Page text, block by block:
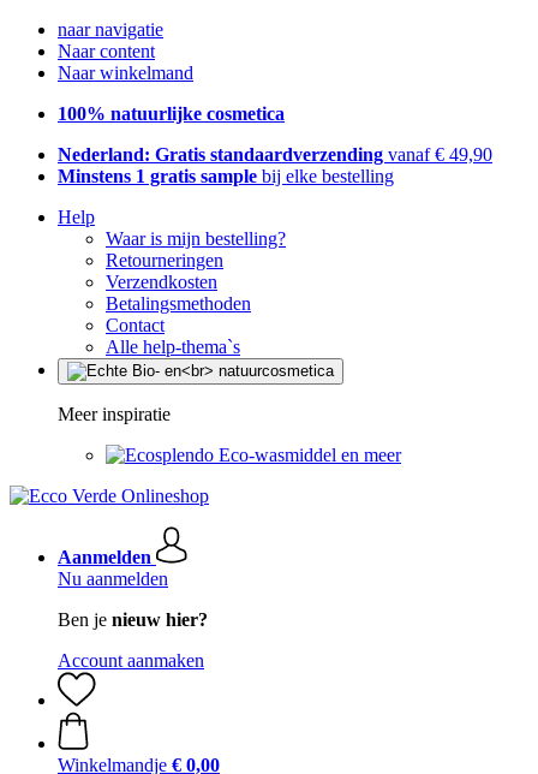
naar navigatie
Naar content
Naar winkelmand
100% natuurlijke cosmetica
Nederland: Gratis standaardverzending vanaf € 49,90
Minstens 1 gratis sample bij elke bestelling
Help
Waar is mijn bestelling?
Retourneringen
Verzendkosten
Betalingsmethoden
Contact
Alle help-thema`s
Meer inspiratie
Eco-wasmiddel en meer
Aanmelden
Nu aanmelden
Ben je nieuw hier?
Account aanmaken
Winkelmandje € 0,00